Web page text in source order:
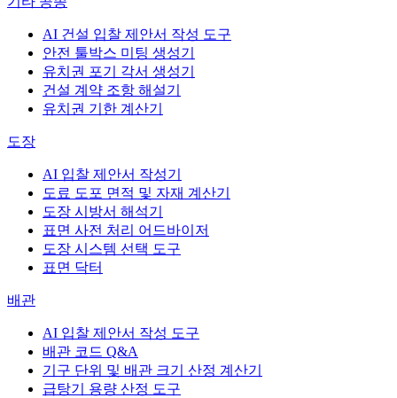
AI 건설 입찰 제안서 작성 도구
안전 툴박스 미팅 생성기
유치권 포기 각서 생성기
건설 계약 조항 해설기
유치권 기한 계산기
도장
AI 입찰 제안서 작성기
도료 도포 면적 및 자재 계산기
도장 시방서 해석기
표면 사전 처리 어드바이저
도장 시스템 선택 도구
표면 닥터
배관
AI 입찰 제안서 작성 도구
배관 코드 Q&A
기구 단위 및 배관 크기 산정 계산기
급탕기 용량 산정 도구